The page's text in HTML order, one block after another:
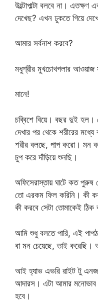
উল্টোপাল্টা বলবে না। এতক্ষণ
দেখেছ? এখন ঢুকতে গিয়ে
আমার সর্বনাশ করবে?
মধুশ্রীর মুখচোখগলার আওয়াজ
মানে!
চব্বিশে বিয়ে। বছর দুই হল।
দেখার পর থেকে শরীরের
শরীর বলছে, পাপ করো। মন
চুপ করে দাঁড়িয়ে শুনছি।
অফিসেরাস্তায় ঘাটে কত
তো এরকম ফিল করিনি। কী
কী করবে সেটা তোমাকেই ঠিক
আমি শুধু বলতে পারি, এই
বা মন চেয়েছে, তাই করেছি।
আই হ্যাভ এভরি রাইট টু এনজয়
আদারস। এটা আমার
হবে।